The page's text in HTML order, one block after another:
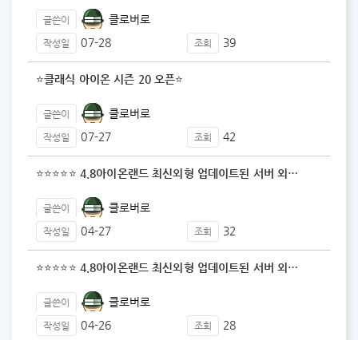
글쓴이 클로버로
작성일 07-28 조회 39
⭐클래식 아이온 시즌 20 오픈⭐
글쓴이 클로버로
작성일 07-27 조회 42
⭐⭐⭐⭐⭐ 4.8아이온랜드 최신외형 업데이트된 서버 외…
글쓴이 클로버로
작성일 04-27 조회 32
⭐⭐⭐⭐⭐ 4.8아이온랜드 최신외형 업데이트된 서버 외…
글쓴이 클로버로
작성일 04-26 조회 28